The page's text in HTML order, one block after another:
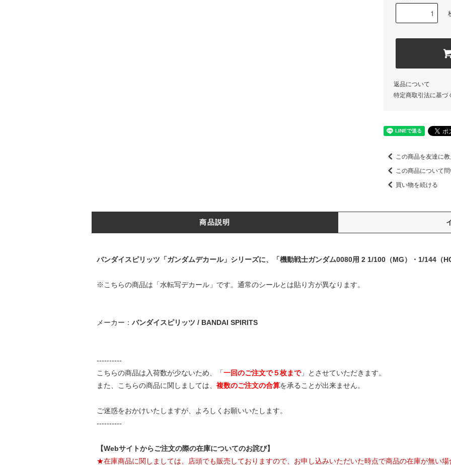
返品について
特定商取引法に基づ
この商品を友達に教
この商品について
買い物を続ける
商品説明
バンダイスピリッツ「ガンダムデカール」シリーズに、「機動戦士ガンダム0080用 2 1/100（MG）・1/144（
※こちらの商品は「水転写デカール」です。通常のシールとは貼り方が異なります。
メーカー： バンダイスピリッツ / BANDAI SPIRITS
----------
こちらの商品は入荷数が少ないため、「一回のご注文で５枚まで」とさせていただきます。
また、こちらの商品に関しましては、 複数のご注文の合算を承ることが出来ません。
ご迷惑をおかけいたしますが、よろしくお願いいたします。
----------
【Webサイトからご注文の際の在庫についてのお詫び】
★在庫商品に関しましては、店頭でも販売しておりますので、お申し込みいただいた時点で商品の在庫が無い場